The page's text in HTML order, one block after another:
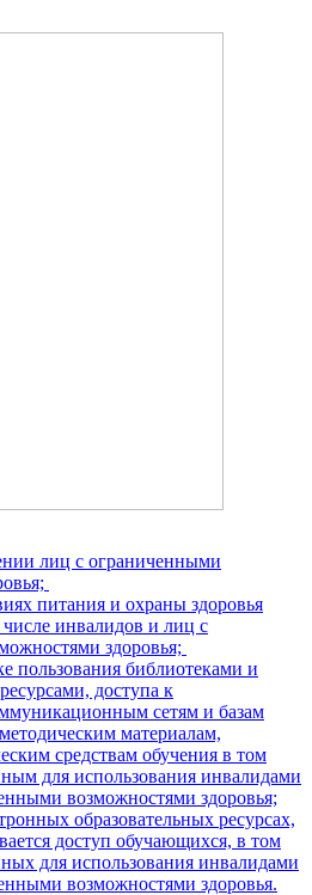
лиц с ограниченными
питания и охраны здоровья
инвалидов и лиц с
здоровья;
пользования библиотеками и
доступа к
сетям и базам
материалам,
средствам обучения в том
для использования инвалидами
возможностями здоровья;
образовательных ресурсах,
доступ обучающихся, в том
для использования инвалидами
возможностями здоровья.